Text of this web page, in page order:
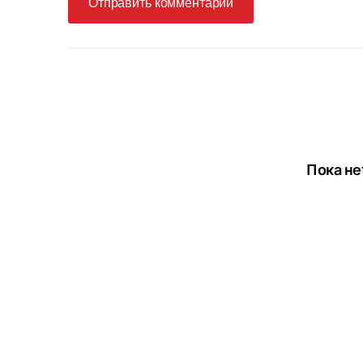
Отправить комментарий
Пока